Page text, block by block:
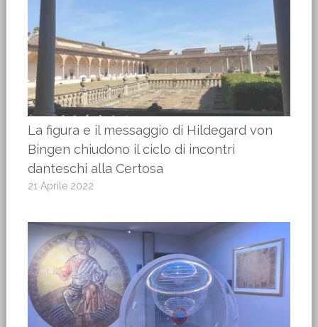
La figura e il messaggio di Hildegard von
Bingen chiudono il ciclo di incontri
danteschi alla Certosa
21 Aprile 2022